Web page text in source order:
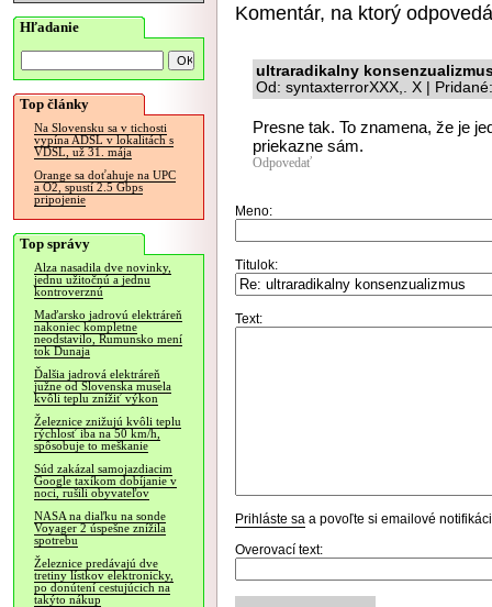
Hľadanie
Top články
Na Slovensku sa v tichosti
vypína ADSL v lokalitách s
VDSL, už 31. mája
Orange sa doťahuje na UPC
a O2, spustí 2.5 Gbps
pripojenie
Top správy
Alza nasadila dve novinky,
jednu užitočnú a jednu
kontroverznú
Maďarsko jadrovú elektráreň
nakoniec kompletne
neodstavilo, Rumunsko mení
tok Dunaja
Ďalšia jadrová elektráreň
južne od Slovenska musela
kvôli teplu znížiť výkon
Železnice znižujú kvôli teplu
rýchlosť iba na 50 km/h,
spôsobuje to meškanie
Súd zakázal samojazdiacim
Google taxíkom dobíjanie v
noci, rušili obyvateľov
NASA na diaľku na sonde
Voyager 2 úspešne znížila
spotrebu
Železnice predávajú dve
tretiny lístkov elektronicky,
po donútení cestujúcich na
takýto nákup
Komentár, na ktorý
ultraradikalny
Od: syntaxterrorXXX,. X |
Presne tak. To znamena, že je
priekazne sám.
Odpovedať
Meno:
Titulok:
Text:
Prihláste sa a povoľte si emailové
Overovací text: